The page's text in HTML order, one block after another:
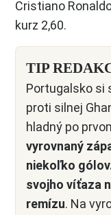
Cristiano
kurz 2,60.
TIP
Portugalsko si
proti silnej
hladný po
vyrovnaný
niekoľko
svojho víťaza
remízu. Na